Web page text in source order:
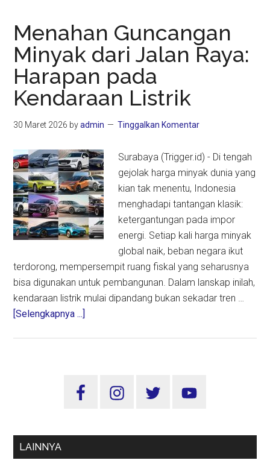
Menahan Guncangan
Minyak dari Jalan Raya:
Harapan pada
Kendaraan Listrik
30 Maret 2026 byadmin Tinggalkan Komentar
Surabaya (Trigger.id) - Di tengah
gejolak harga minyak dunia yang
kian tak menentu, Indonesia
menghadapi tantangan klasik:
ketergantungan pada impor
energi. Setiap kali harga minyak
global naik, beban negara ikut
terdorong, mempersempit ruang fiskal yang seharusnya
bisa digunakan untuk pembangunan. Dalam lanskap inilah,
kendaraan listrik mulai dipandang bukan sekadar tren …
[Selengkapnya ...]
Jalan
pada
Sidebar
LAINNYA